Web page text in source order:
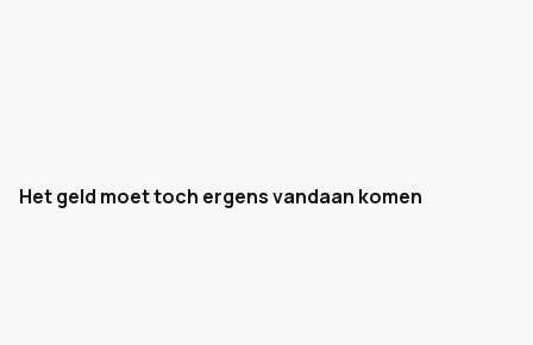
Het geld moet toch ergens vandaan komen